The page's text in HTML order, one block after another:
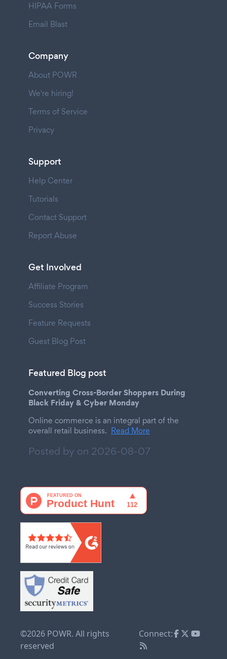
HIPAA Forms
Email Blast
Company
About POWR
We're hiring!
Terms of Service
Privacy
Support
Help Center
Tutorials
Contact Support
Report Abuse
Get Involved
Affiliate Program
Success Stories
Feature Requests
Guest Blog Post
Featured Blog post
Converting Cross-Border Shoppers During
Black Friday & Cyber Monday
Online commerce is an integral part of the
overall retail business. Read More
Posted by on 2026-08-07
©2026 POWR. All rights
reserved
Connect: